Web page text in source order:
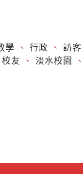
學 、 行政 、 訪客
校友 、 淡水校園 、